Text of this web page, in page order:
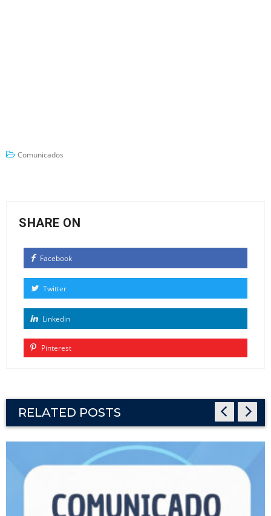
Comunicados
SHARE ON
Facebook
Twitter
Linkedin
Pinterest
RELATED POSTS